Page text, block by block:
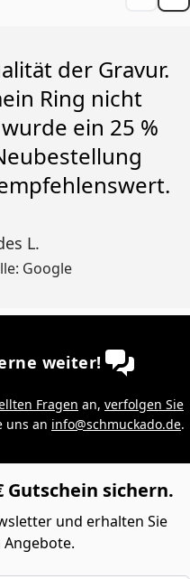
der Gravur.
Ring nicht
ein 25 %
L.
Google
weiter!
Fragen an, verfolgen Sie
uns an info@schmuckado.de.
Gutschein sichern.
und erhalten Sie